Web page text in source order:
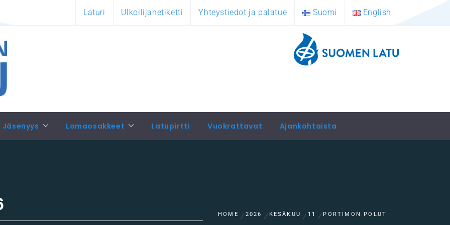
Laturi Ulkoilijanetiketti Yhteystiedot ja palatue Suomi English
Jäsenyys Lomaosakkeet Latupirtti Vuokrattavat Ajankohtaista
HOME 2026 KESÄKUU 11
PORTIMON POLUT